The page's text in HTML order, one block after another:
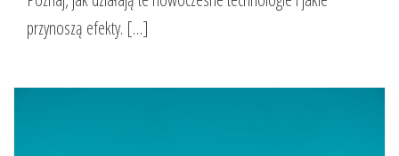
przynoszą efekty. […]